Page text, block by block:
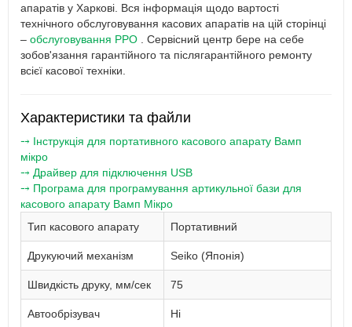
апаратів у Харкові. Вся інформація щодо вартості
технічного обслуговування касових апаратів на цій сторінці
– обслуговування РРО . Сервісний центр бере на себе
зобов'язання гарантійного та післягарантійного ремонту
всієї касової техніки.
Характеристики та файли
⤍ Інструкція для портативного касового апарату Вамп
мікро
⤍ Драйвер для підключення USB
⤍ Програма для програмування артикульної бази для
касового апарату Вамп Мікро
Тип касового апарату
Портативний
Друкуючий механізм Seiko (Японія)
Швидкість друку, мм/сек 75
Автообрізувач Ні